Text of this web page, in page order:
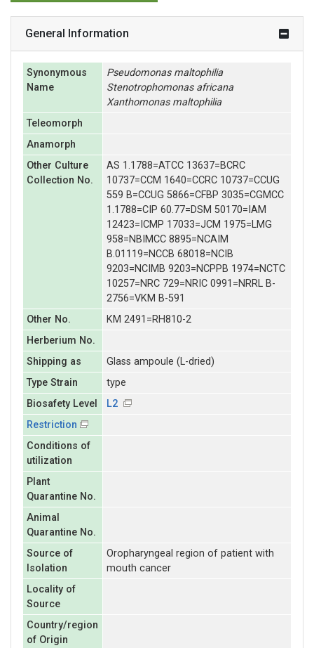
General Information
Synonymous
Name
Pseudomonas maltophilia
Stenotrophomonas africana
Xanthomonas maltophilia
Teleomorph
Anamorph
Other Culture
Collection No.
AS 1.1788=ATCC 13637=BCRC
10737=CCM 1640=CCRC 10737=CCUG
559 B=CCUG 5866=CFBP 3035=CGMCC
1.1788=CIP 60.77=DSM 50170=IAM
12423=ICMP 17033=JCM 1975=LMG
958=NBIMCC 8895=NCAIM
B.01119=NCCB 68018=NCIB
9203=NCIMB 9203=NCPPB 1974=NCTC
10257=NRC 729=NRIC 0991=NRRL B-
2756=VKM B-591
Other No.
KM 2491=RH810-2
Herberium No.
Shipping as
Glass ampoule (L-dried)
Type Strain
type
Biosafety Level
L2
Restriction
Conditions of
utilization
Plant
Quarantine No.
Animal
Quarantine No.
Source of
Isolation
Oropharyngeal region of patient with
mouth cancer
Locality of
Source
Country/region
of Origin